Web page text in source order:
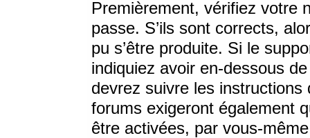
Premièrement, vérifiez votre
passe. S’ils sont corrects,
pu s’être produite. Si le
indiquiez avoir en-dessous
devrez suivre les
forums exigeront également
être activées, par vous-